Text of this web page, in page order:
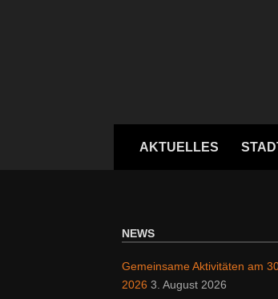
Inhalt
AKTUELLES
NEWS
Gemeinsame Aktivitäten am
2026 3. August 2026